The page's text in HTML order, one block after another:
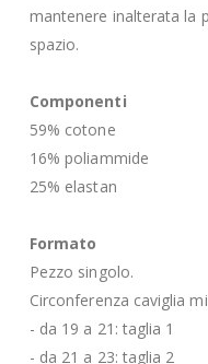
mantenere inalterata la
spazio.
Componenti
59% cotone
16% poliammide
25% elastan
Formato
Pezzo singolo.
Circonferenza caviglia
- da 19 a 21: taglia 1
- da 21 a 23: taglia 2